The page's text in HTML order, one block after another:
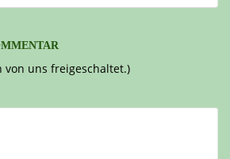
von uns freigeschaltet.)